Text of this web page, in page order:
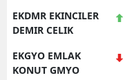
EKDMR EKINCILER
DEMIR CELIK
EKGYO EMLAK
KONUT GMYO